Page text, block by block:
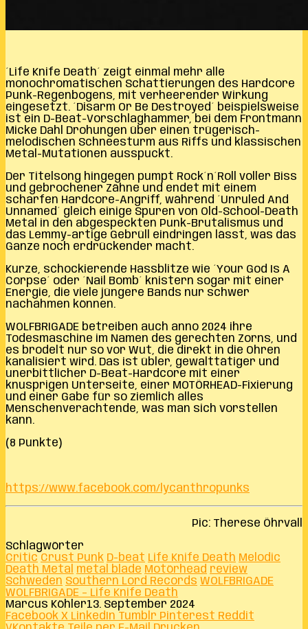
´Life Knife Death´ zeigt einmal mehr alle
monochromatischen Schattierungen des Hardcore
Punk-Regenbogens, mit verheerender Wirkung
eingesetzt. ´Disarm Or Be Destroyed´ beispielsweise
ist ein D-Beat-Vorschlaghammer, bei dem Frontmann
Micke Dahl Drohungen über einen trügerisch-
melodischen Schneesturm aus Riffs und klassischen
Metal-Mutationen ausspuckt.
Der Titelsong hingegen pumpt Rock´n´Roll voller Biss
und gebrochener Zähne und endet mit einem
scharfen Hardcore-Angriff, während ´Unruled And
Unnamed´ gleich einige Spuren von Old-School-Death
Metal in den abgespeckten Punk-Brutalismus und
das Lemmy-artige Gebrüll eindringen lässt, was das
Ganze noch erdrückender macht.
Kurze, schockierende Hassblitze wie ´Your God Is A
Corpse´ oder ´Nail Bomb´ knistern sogar mit einer
Energie, die viele jüngere Bands nur schwer
nachahmen können.
WOLFBRIGADE betreiben auch anno 2024 ihre
Todesmaschine im Namen des gerechten Zorns, und
es brodelt nur so vor Wut, die direkt in die Ohren
kanalisiert wird. Das ist übler, gewalttätiger und
unerbittlicher D-Beat-Hardcore mit einer
knusprigen Unterseite, einer MOTÖRHEAD-Fixierung
und einer Gabe für so ziemlich alles
Menschenverachtende, was man sich vorstellen
kann.
(8 Punkte)
https://www.facebook.com/lycanthropunks
Pic: Therese Öhrvall
Schlagwörter
Critic Crust Punk D-beat Life Knife Death Melodic
Death Metal metal blade Motörhead review
Schweden Southern Lord Records WOLFBRIGADE
WOLFBRIGADE – Life Knife Death
Marcus Köhler13. September 2024
Facebook X LinkedIn Tumblr Pinterest Reddit